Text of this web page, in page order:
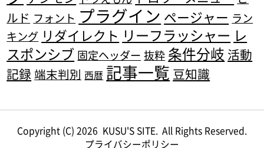
ルド フォント プラグイン ページャー ラン
キング リダイレクト リーフラッシャー レ
スポンシブ 固定ヘッダー 抜粋 条件分岐 活動
記録 端末判別 西暦 記事一覧 豆知識
Copyright (C) 2026 KUSU'S SITE. All Rights Reserved.
プライバシーポリシー